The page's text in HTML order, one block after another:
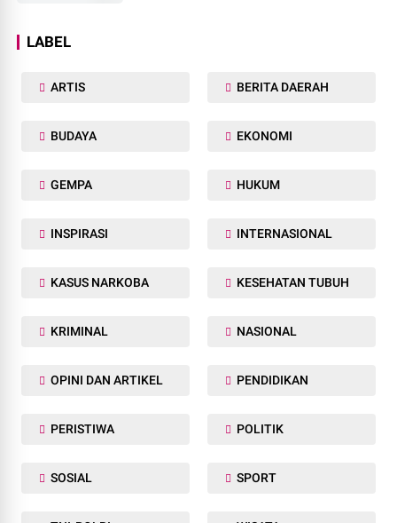
LABEL
ARTIS BERITA DAERAH
BUDAYA EKONOMI
GEMPA HUKUM
INSPIRASI INTERNASIONAL
KASUS NARKOBA KESEHATAN TUBUH
KRIMINAL NASIONAL
OPINI DAN ARTIKEL PENDIDIKAN
PERISTIWA POLITIK
SOSIAL SPORT